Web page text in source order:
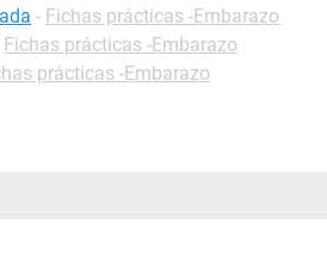
- Fichas prácticas -Embarazo
Fichas prácticas -Embarazo
prácticas -Embarazo